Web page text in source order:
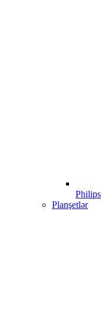
Philips
Planşetlər